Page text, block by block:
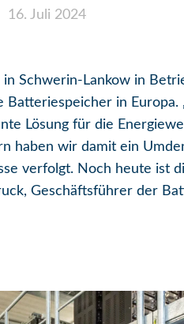
16. Juli 2024
Schwerin-Lankow in
in
Lösung für die
haben wir damit ein
verfolgt. Noch heute ist
Geschäftsführer der